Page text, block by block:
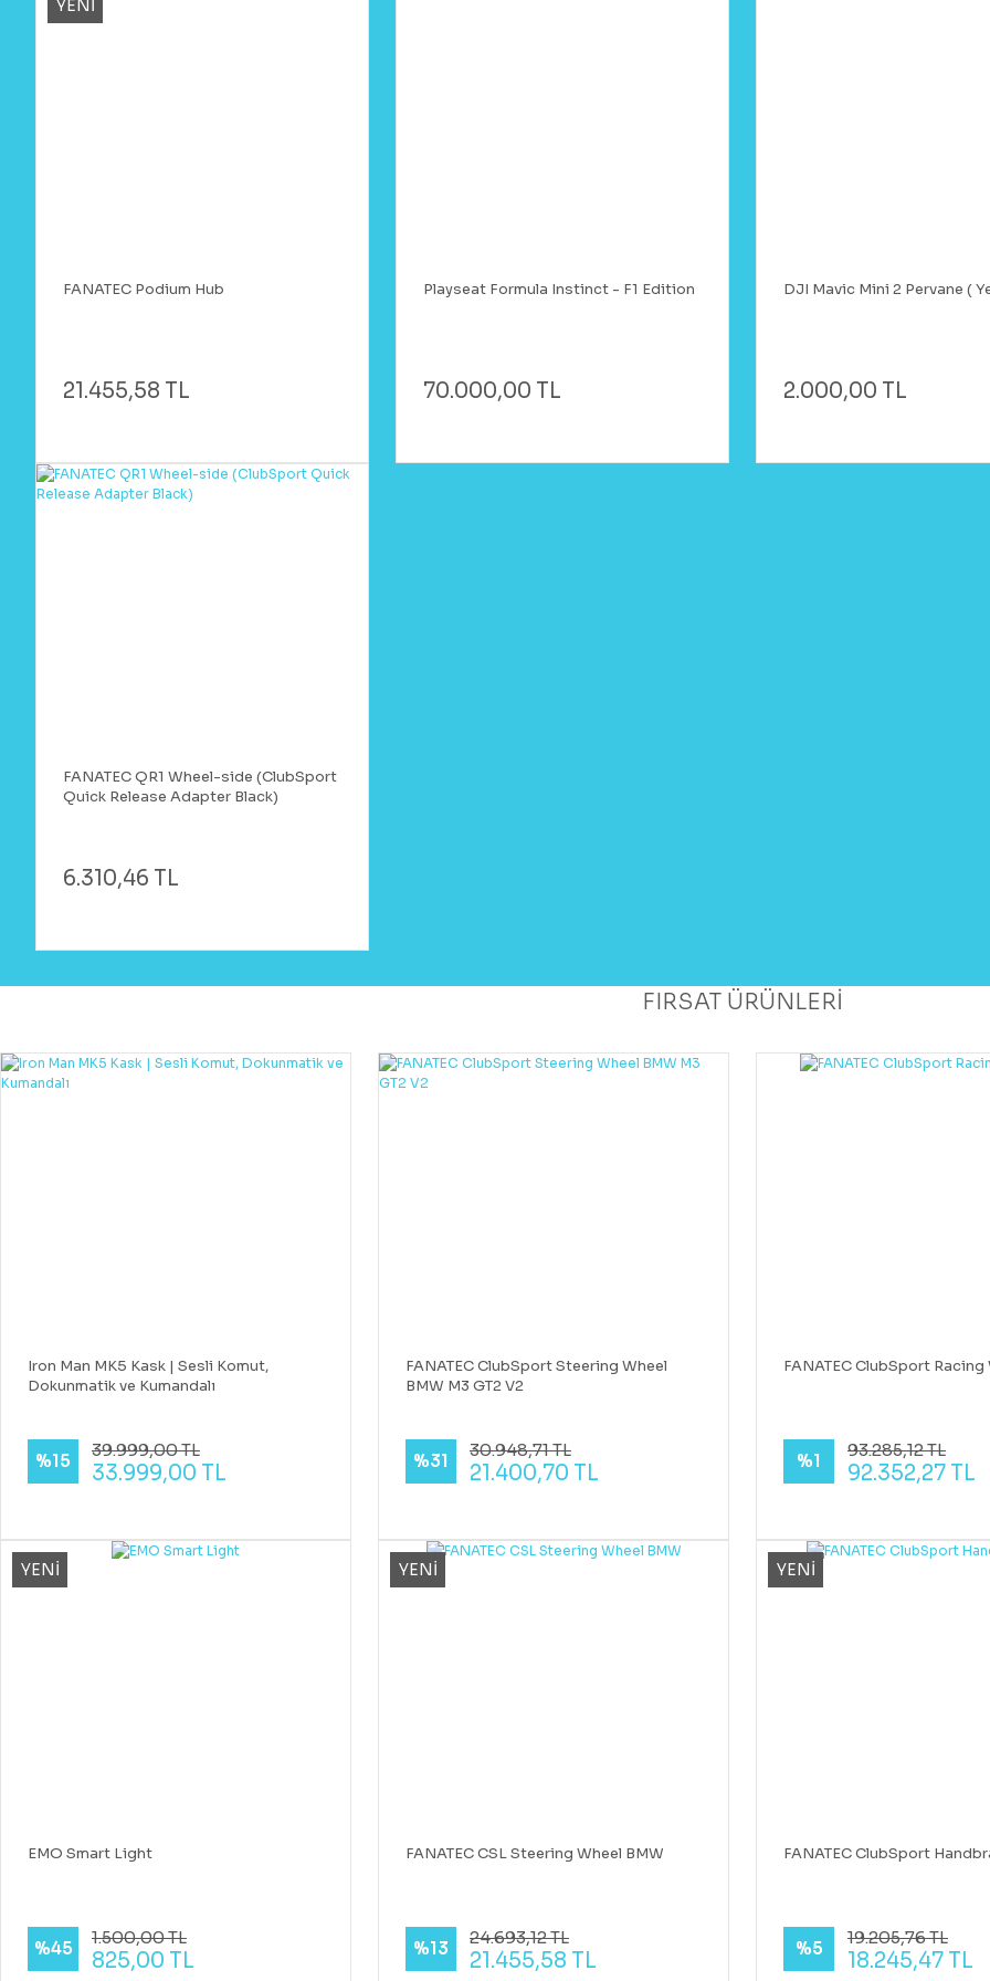
YENİ
FANATEC Podium Hub
21.455,58 TL
Playseat Formula Instinct - F1 Edition
70.000,00 TL
DJI Mavic Mini 2 Pervane (
2.000,00 TL
FANATEC QR1 Wheel-side (ClubSport
Quick Release Adapter Black)
6.310,46 TL
FIRSAT ÜRÜNLERİ
Iron Man MK5 Kask | Sesli Komut,
Dokunmatik ve Kumandalı
%15
39.999,00 TL
33.999,00 TL
FANATEC ClubSport Steering Wheel
BMW M3 GT2 V2
%31
30.948,71 TL
21.400,70 TL
FANATEC ClubSport Racing
%1
93.285,12 TL
92.352,27 TL
YENİ
EMO Smart Light
%45
1.500,00 TL
825,00 TL
YENİ
FANATEC CSL Steering Wheel BMW
%13
24.693,12 TL
21.455,58 TL
YENİ
FANATEC ClubSport
%5
19.205,76 TL
18.245,47 TL